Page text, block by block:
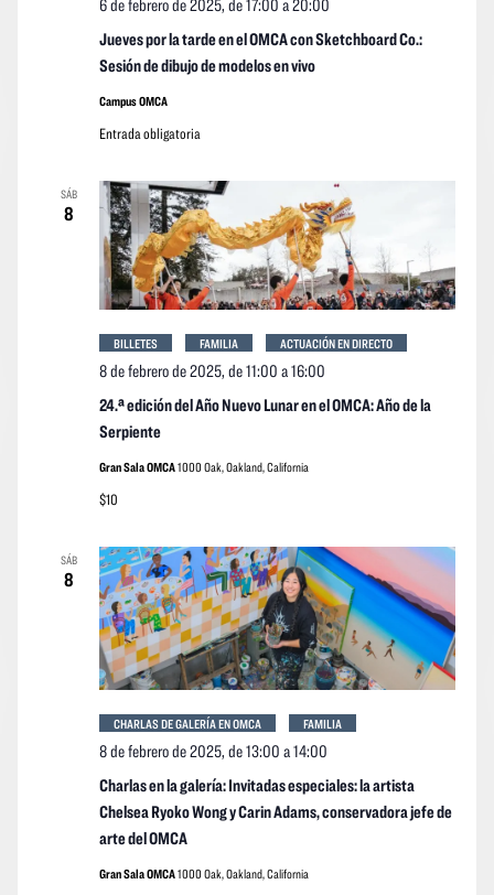
Jueves por la tarde en el OMCA con Sketchboard Co.:
Sesión de dibujo de modelos en vivo
6 de febrero de 2025, de 17:00 a20:00
Campus OMCA
Entrada obligatoria
SÁB
8
24.ª edición del Año Nuevo Lunar en el OMCA: Año de la
Serpiente
8 de febrero de 2025, de 11:00 a16:00
BILLETES FAMILIA ACTUACIÓN EN DIRECTO
Gran Sala OMCA1000 Oak, Oakland, California
$10
SÁB
8
Charlas en la galería: Invitadas especiales: la artista
Chelsea Ryoko Wong y Carin Adams, conservadora jefe de
arte del OMCA
8 de febrero de 2025, de 13:00 a14:00
CHARLAS DE GALERÍA EN OMCA FAMILIA
Gran Sala OMCA1000 Oak, Oakland, California